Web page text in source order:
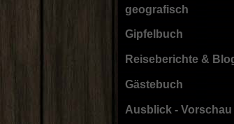
geografisch
Gipfelbuch
Reiseberichte &
Gästebuch
Ausblick - Vorschau